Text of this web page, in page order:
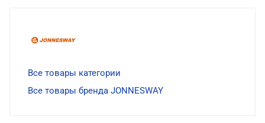
Все товары категории
Все товары бренда JONNESWAY